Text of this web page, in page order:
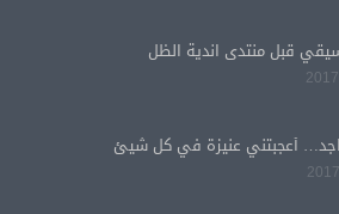
قبل منتدى اندية الظل
أعجبتني عنيزة في كل شيئ